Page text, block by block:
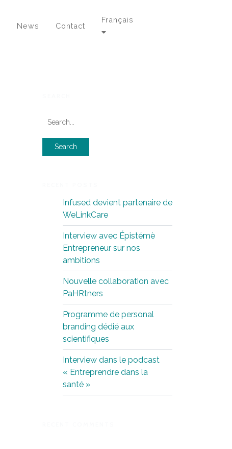
News Contact
Français
Infused devient partenaire de
WeLinkCare
Interview avec Épistémè
Entrepreneur sur nos
ambitions
Nouvelle collaboration avec
PaHRtners
Programme de personal
branding dédié aux
scientifiques
Interview dans le podcast
« Entreprendre dans la
santé »